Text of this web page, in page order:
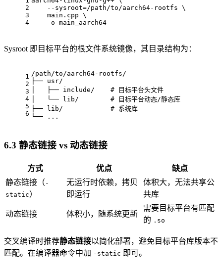
2
3
4
    --sysroot=/path/to/aarch64-rootfs \
    main.cpp \
    -o main_aarch64
Sysroot 即目标平台的根文件系统镜像，其目录结构为：
1
2
3
4
5
6
/path/to/aarch64-rootfs/
├── usr/
│   ├── include/    # 目标平台头文件
│   └── lib/        # 目标平台动态/静态库
├── lib/            # 系统库
└── ...
6.3 静态链接 vs 动态链接
方式 优点
缺点
静态链接（ -
static）
无运行时依赖，拷贝
即运行
体积大，无法共享公
共库
动态链接 体积小，随系统更新
需要目标平台有匹配
的 .so
交叉编译时推荐静态链接以简化部署，避免目标平台库版本不
匹配。在编译器命令中加 -static 即可。